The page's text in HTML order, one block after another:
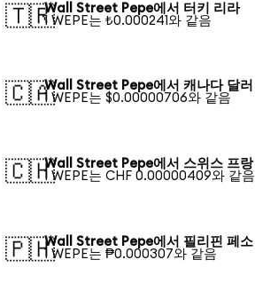
🇹🇷Wall Street Pepe에서 터키 리라
1 WEPE는 ₺0.000241와 같음
🇨🇦Wall Street Pepe에서 캐나다 달러
1 WEPE는 $0.00000706와 같음
🇨🇭Wall Street Pepe에서 스위스 프랑
1 WEPE는 CHF 0.00000409와 같음
🇵🇭Wall Street Pepe에서 필리핀 페소
1 WEPE는 ₱0.000307와 같음